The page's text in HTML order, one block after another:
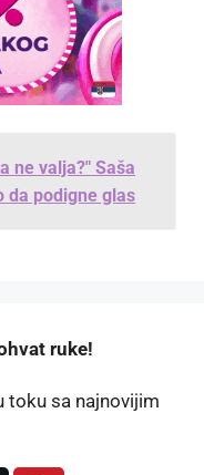
ne valja?" Saša
da podigne glas
ruke!
toku sa najnovijim